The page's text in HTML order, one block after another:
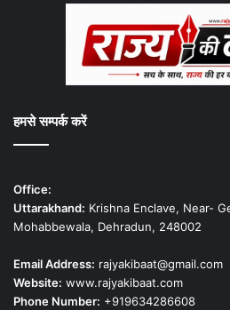
हमसे सम्पर्क करें
Office:
Uttarakhand: Krishna Enclave, Near-
Mohabbewala, Dehradun, 248002
Email Address: rajyakibaat@gmail.com
Website: www.rajyakibaat.com
Phone Number: +919634286608